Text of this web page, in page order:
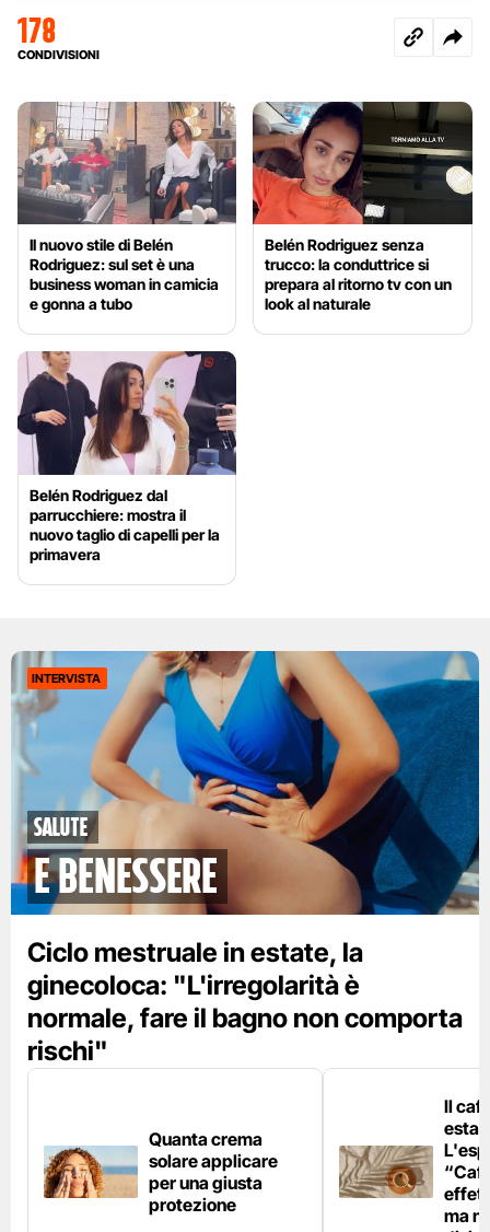
178
CONDIVISIONI
Il nuovo stile di Belén
Rodriguez: sul set è una
business woman in camicia
e gonna a tubo
Belén Rodriguez senza
trucco: la conduttrice si
prepara al ritorno tv con un
look al naturale
Belén Rodriguez dal
parrucchiere: mostra il
nuovo taglio di capelli per la
primavera
INTERVISTA
Salute
e benessere
Ciclo mestruale in estate, la
ginecoloca: "L'irregolarità è
normale, fare il bagno non comporta
rischi"
Quanta crema
solare applicare
per una giusta
protezione
Il
ma